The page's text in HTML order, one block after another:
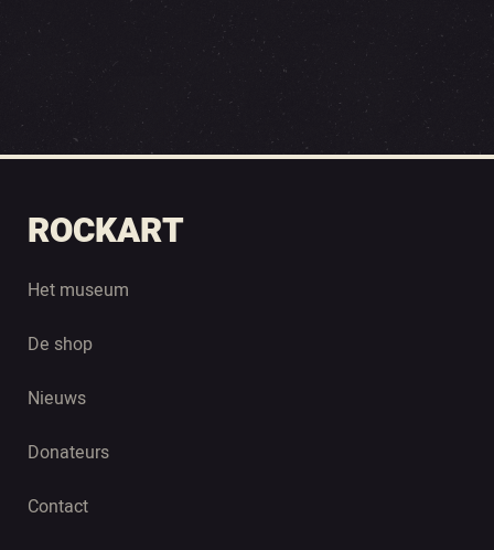
ROCKART
Het museum
De shop
Nieuws
Donateurs
Contact